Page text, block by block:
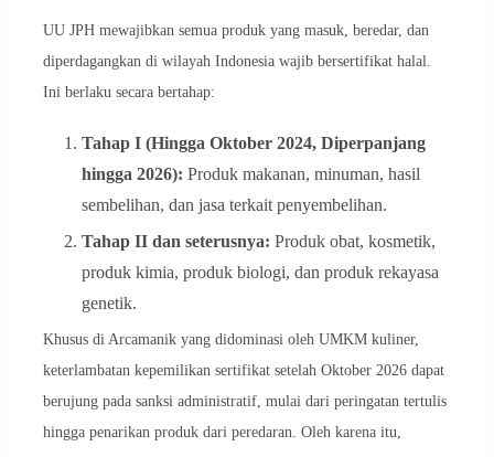
UU JPH mewajibkan semua produk yang masuk, beredar, dan
diperdagangkan di wilayah Indonesia wajib bersertifikat halal.
Ini berlaku secara bertahap:
Tahap I (Hingga Oktober 2024, Diperpanjang
hingga 2026): Produk makanan, minuman, hasil
sembelihan, dan jasa terkait penyembelihan.
Tahap II dan seterusnya: Produk obat, kosmetik,
produk kimia, produk biologi, dan produk rekayasa
genetik.
Khusus di Arcamanik yang didominasi oleh UMKM kuliner,
keterlambatan kepemilikan sertifikat setelah Oktober 2026 dapat
berujung pada sanksi administratif, mulai dari peringatan tertulis
hingga penarikan produk dari peredaran. Oleh karena itu,